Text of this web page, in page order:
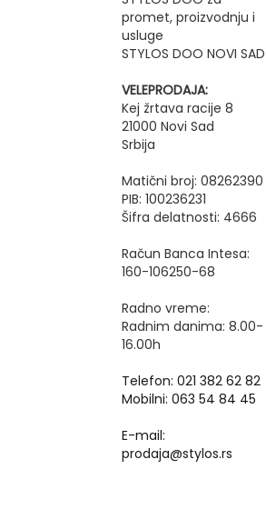
promet, proizvodnju i
usluge
STYLOS DOO NOVI SAD
VELEPRODAJA:
Kej žrtava racije 8
21000 Novi Sad
Srbija
Matični broj: 08262390
PIB: 100236231
Šifra delatnosti: 4666
Račun Banca Intesa:
160-106250-68
Radno vreme:
Radnim danima: 8.00-
16.00h
Telefon: 021 382 62 82
Mobilni: 063 54 84 45
E-mail:
prodaja@stylos.rs